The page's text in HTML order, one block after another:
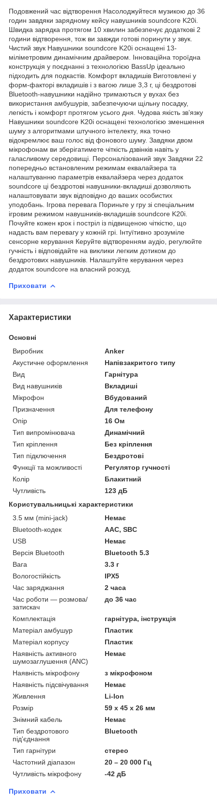
Подовжений час відтворення Насолоджуйтеся музикою до 36
годин завдяки зарядному кейсу навушників soundcore K20i.
Швидка зарядка протягом 10 хвилин забезпечує додаткові 2
години відтворення, тож ви завжди готові поринути у звук.
Чистий звук Навушники soundcore K20i оснащені 13-
міліметровим динамічним драйвером. Інноваційна тороїдна
конструкція у поєднанні з технологією BassUp ідеально
підходить для подкастів. Комфорт вкладишів Виготовлені у
форм-факторі вкладишів і з вагою лише 3,3 г, ці бездротові
Bluetooth-навушники надійно тримаються у вухах без
використання амбушурів, забезпечуючи щільну посадку,
легкість і комфорт протягом усього дня. Чудова якість зв’язку
Навушники soundcore K20i оснащені технологією зменшення
шуму з алгоритмами штучного інтелекту, яка точно
відокремлює ваш голос від фонового шуму. Завдяки двом
мікрофонам ви зберігатимете чіткість дзвінків навіть у
галасливому середовищі. Персоналізований звук Завдяки 22
попередньо встановленим режимам еквалайзера та
налаштуванню параметрів еквалайзера через додаток
soundcore ці бездротові навушники-вкладиші дозволяють
налаштовувати звук відповідно до ваших особистих
уподобань. Ігрова перевага Пориньте у гру зі спеціальним
ігровим режимом навушників-вкладишів soundcore K20i.
Почуйте кожен крок і постріл із підвищеною чіткістю, що
надасть вам перевагу у кожній грі. Інтуїтивно зрозуміле
сенсорне керування Керуйте відтворенням аудіо, регулюйте
гучність і відповідайте на виклики легким дотиком до
бездротових навушників. Налаштуйте керування через
додаток soundcore на власний розсуд.
Приховати
Характеристики
Основні
Виробник
Anker
Акустичне оформлення
Напівзакритого типу
Вид
Гарнітура
Вид навушників
Вкладиші
Мікрофон
Вбудований
Призначення
Для телефону
Опір
16 Ом
Тип випромінювача
Динамічний
Тип кріплення
Без кріплення
Тип підключення
Бездротові
Функції та можливості
Регулятор гучності
Колір
Блакитний
Чутливість
123 дБ
Користувальницькі характеристики
3.5 мм (mini-jack)
Немає
Bluetooth-кодек
AAC, SBC
USB
Немає
Версія Bluetooth
Bluetooth 5.3
Вага
3.3 г
Вологостійкість
IPX5
Час заряджання
2 часа
Час роботи — розмова/
затискач
до 36 час
Комплектація
гарнітура, інструкція
Матеріал амбушур
Пластик
Матеріал корпусу
Пластик
Наявність активного
шумозаглушення (ANC)
Немає
Наявність мікрофону
з мікрофоном
Наявність підсвічування
Немає
Живлення
Li-Ion
Розмір
59 x 45 x 26 мм
Знімний кабель
Немає
Тип бездротового
під'єднання
Bluetooth
Тип гарнітури
стерео
Частотний діапазон
20 – 20 000 Гц
Чутливість мікрофону
-42 дБ
Приховати